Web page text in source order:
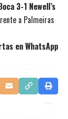
3-1 Newell’s
a Palmeiras
en WhatsApp